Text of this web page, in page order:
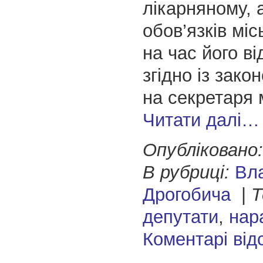
лікарняному,
обов’язків
на час його
згідно із
на секретаря
Читати далі…
Опубліковано:
В рубриці:
Дрогобича|
депутати,
Коментарі